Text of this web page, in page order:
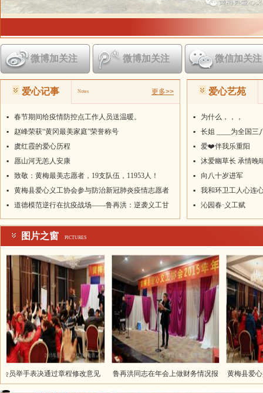
微博加关注 微博加关注 微信加关注
更多>>
爱心记事 Notes
▪
春节期间给疫情防控点工作人员送温暖。
▪
赵峰荣获“黄冈最美家庭”荣誉称号
▪
虞红霞的爱心历程
▪
愿山河无恙人安康
▪
致敬：黄梅最美志愿者，19支队伍，11953人！
▪
黄梅县爱心义工协会参与防治新冠肺炎疫情志愿者
名单
▪
道德模范逆行在抗疫战场——鲁再洪：逆袭义工甘
挥汗，倾情抗疫献丹心
爱心艺苑
▪
为什么，，，
▪
长姐 ____为全国三
▪
爱❤️伴我乐重阳
▪
沐爱幽草长 承情晚
▪
向八十岁进军
▪
我和环卫工人心连
▪
沁园春·义工赋
图片之窗 PICTURES
举手表决通过章程修改意见
鲁再洪同志在年会上做财务情况报
告
黄梅县爱心义